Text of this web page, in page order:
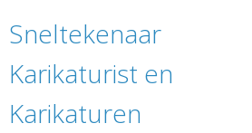
Sneltekenaar
Karikaturist en
Karikaturen